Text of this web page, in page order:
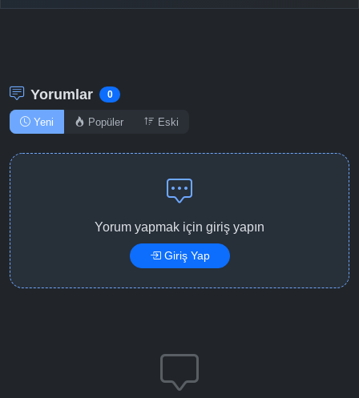
Yorumlar 0
Yeni Popüler Eski
Yorum yapmak için giriş yapın
Giriş Yap